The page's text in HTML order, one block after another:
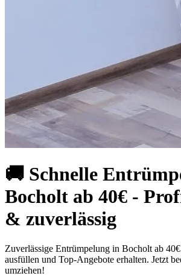
🚚 Schnelle
Bocholt ab 40€ -
& zuverlässig
Zuverlässige Entrümpelung in Bocholt ab
ausfüllen und Top-Angebote erhalten. Jetzt
umziehen!